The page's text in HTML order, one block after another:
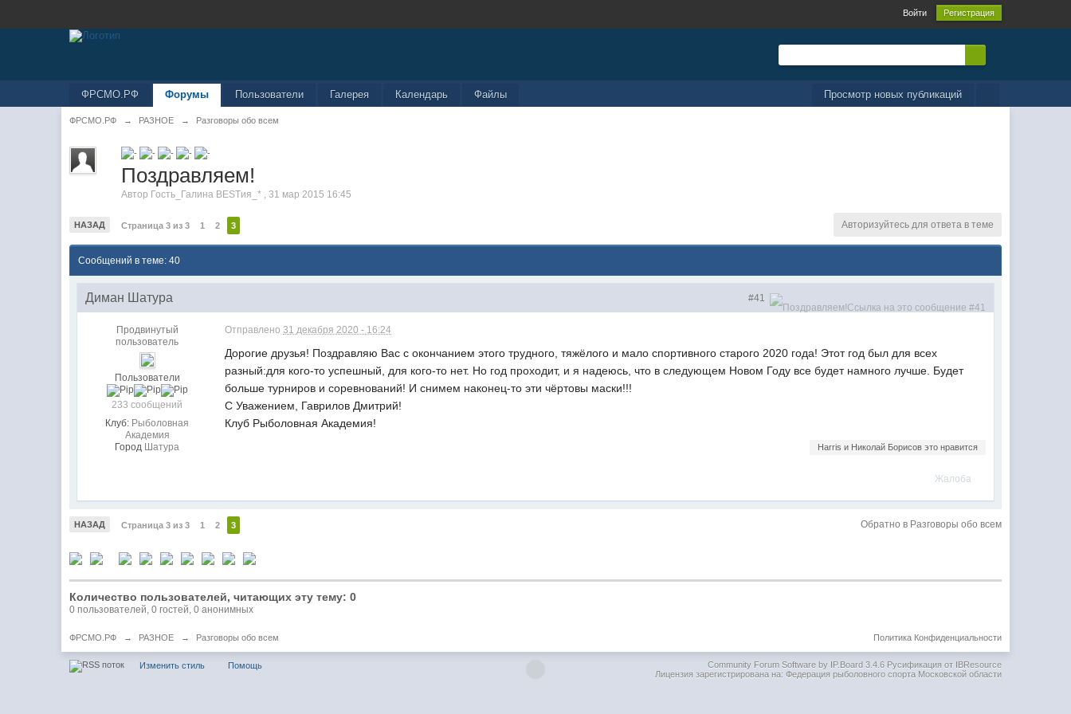
Войти Регистрация
Просмотр новых публикаций
ФРСМО.РФ Форумы Пользователи Галерея Календарь Файлы
ФРСМО.РФ → РАЗНОЕ → Разговоры обо всем
Поздравляем!
Автор Гость_Галина BESTия_* ,31 мар 2015 16:45
НАЗАД Страница 3 из 3 1 2 3 Авторизуйтесь для ответа в теме
Сообщений в теме: 40
#41
Диман Шатура
Продвинутый
пользователь
Пользователи
233 сообщений
Клуб: Рыболовная
Академия
Город Шатура
Отправлено31 декабря 2020 - 16:24
Дорогие друзья! Поздравляю Вас с окончанием этого трудного, тяжёлого и мало спортивного старого 2020 года! Этот год был для всех
разный:для кого-то успешный, для кого-то нет. Но год проходит, и я надеюсь, что в следующем Новом Году все будет намного лучше. Будет
больше турниров и соревнований! И снимем наконец-то эти чёртовы маски!!!
С Уважением, Гаврилов Дмитрий!
Клуб Рыболовная Академия!
Harris и Николай Борисов это нравится
Жалоба
НАЗАД Страница 3 из 3 1 2 3 Обратно в Разговоры обо всем
Количество пользователей, читающих эту тему: 0
0 пользователей, 0 гостей, 0 анонимных
ФРСМО.РФ → РАЗНОЕ → Разговоры обо всем Политика Конфиденциальности
Изменить стиль Помощь Community Forum Software by IP.Board 3.4.6Русификация от IBResource
Лицензия зарегистрирована на: Федерация рыболовного спорта Московской области